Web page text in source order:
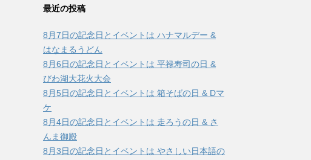
最近の投稿
8月7日の記念日とイベントは ハナマルデー &
はなまるうどん
8月6日の記念日とイベントは 平禄寿司の日 &
びわ湖大花火大会
8月5日の記念日とイベントは 箱そばの日 & Dマ
ケ
8月4日の記念日とイベントは 走ろうの日 & さ
んま御殿
8月3日の記念日とイベントは やさしい日本語の